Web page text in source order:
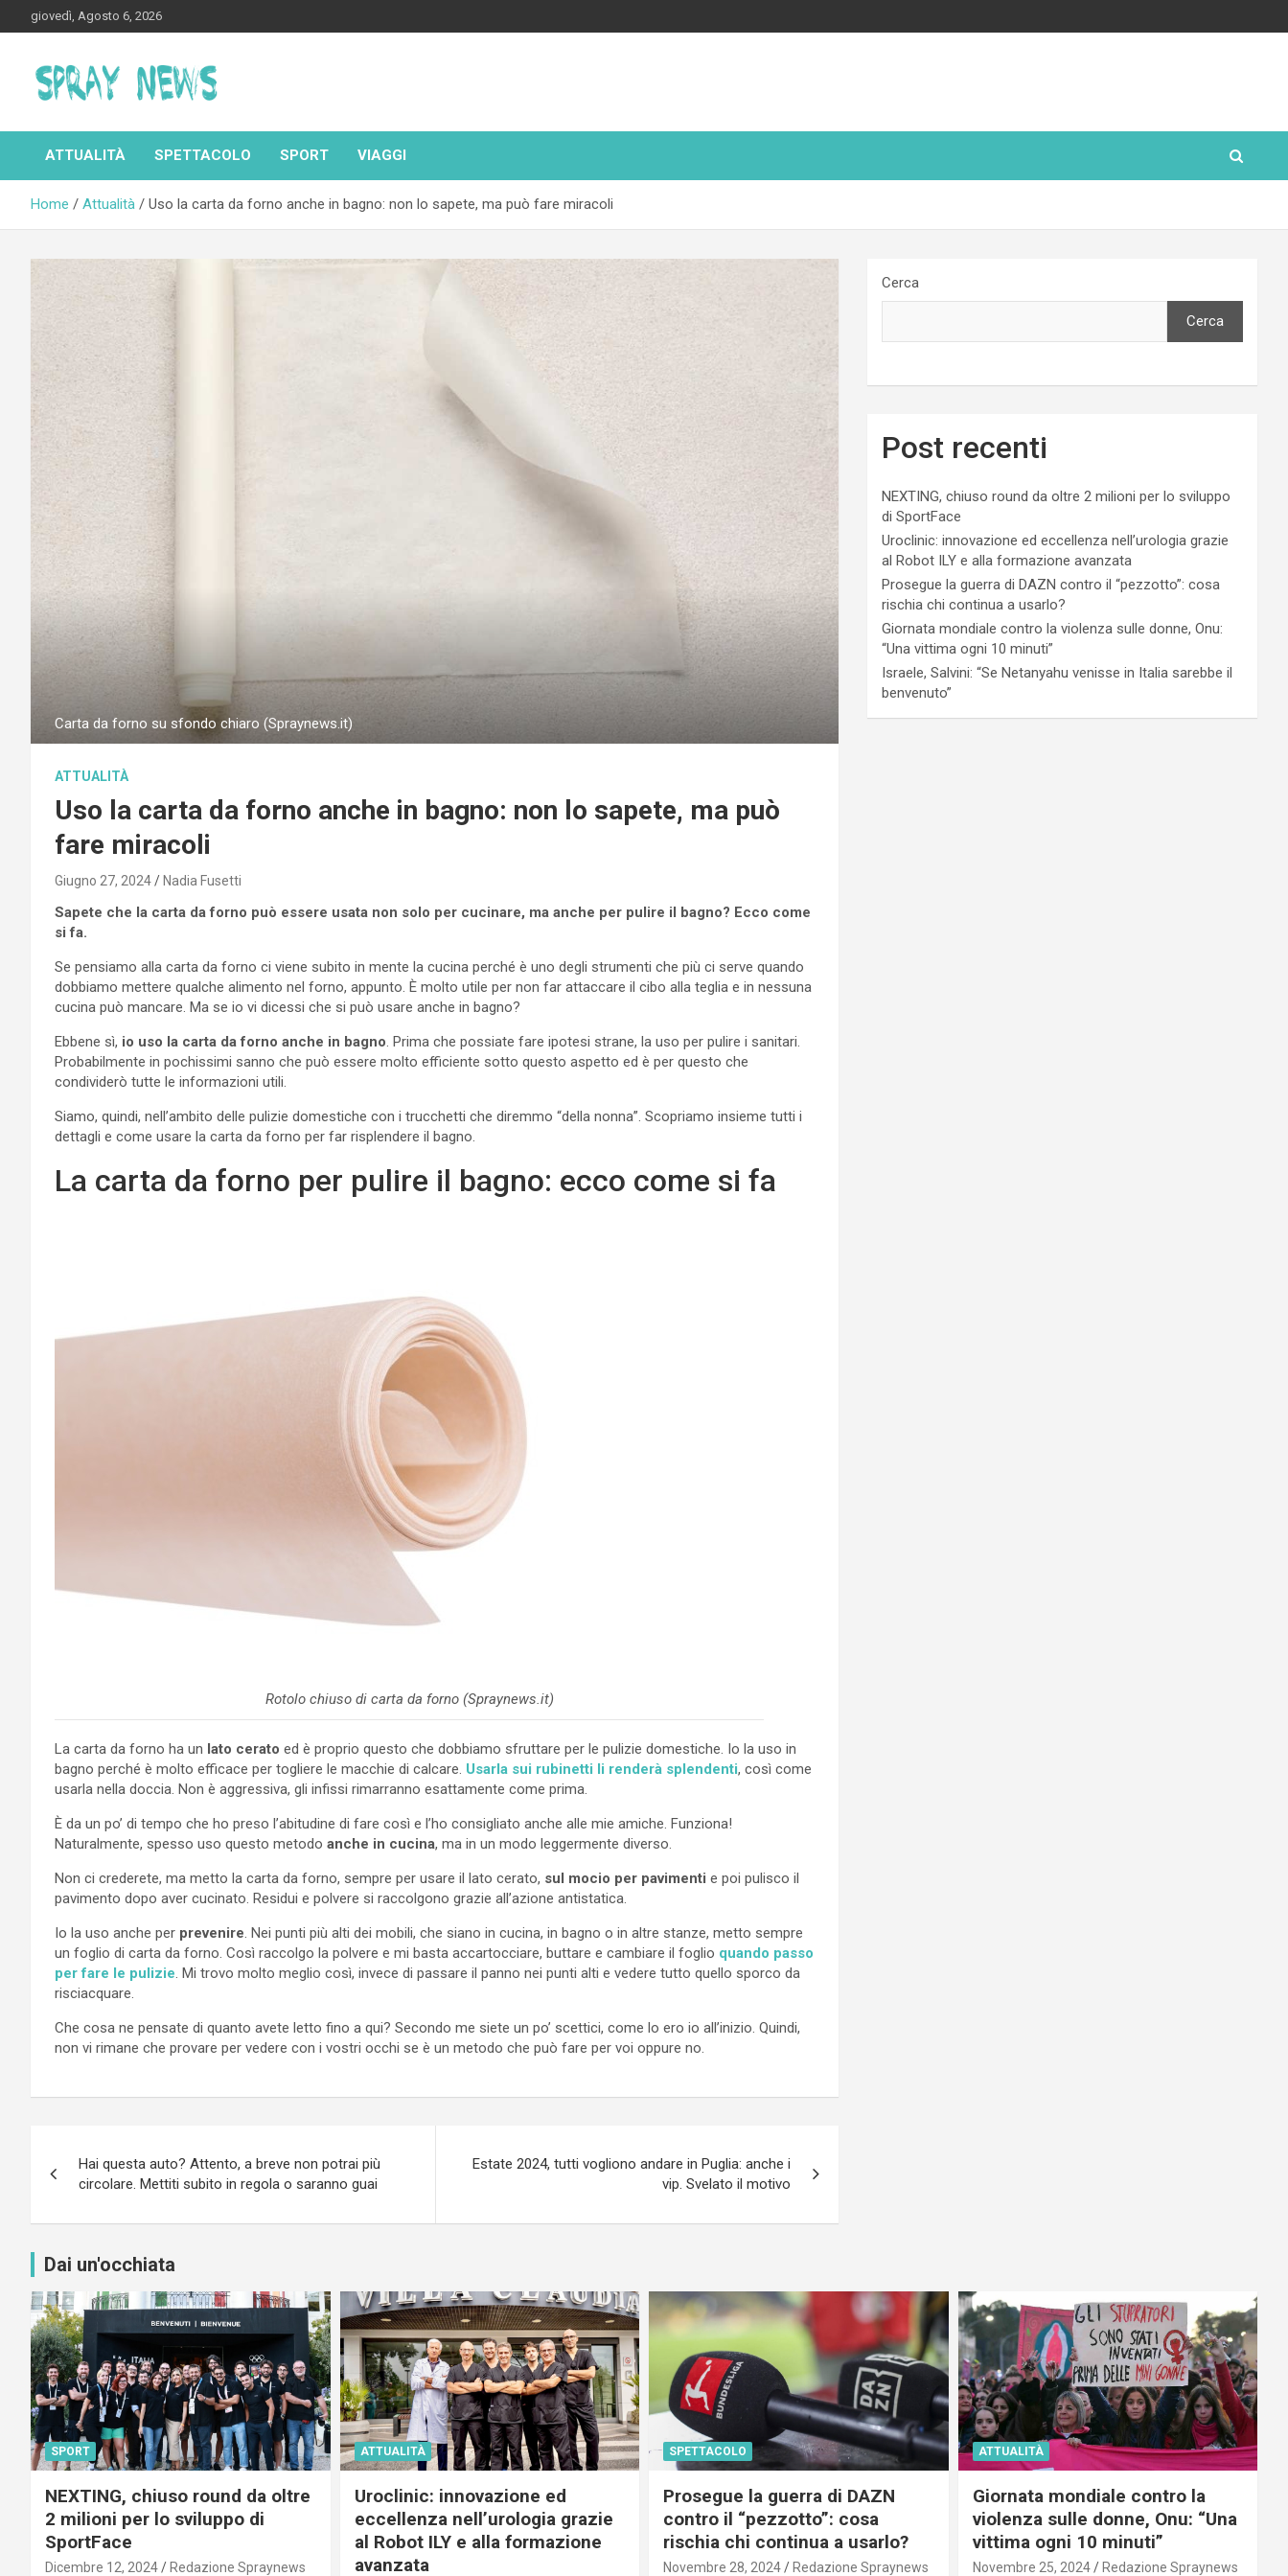
to
giovedì, Agosto 6, 2026
Spraynews.it
ATTUALITÀ SPETTACOLO SPORT VIAGGI
Home Attualità Uso la carta da forno anche in bagno: non lo sapete, ma può fare miracoli
Carta da forno su sfondo chiaro (Spraynews.it)
ATTUALITÀ
Uso la carta da forno anche in bagno: non lo sapete, ma può
fare miracoli
Giugno 27, 2024 Nadia Fusetti
Sapete che la carta da forno può essere usata non solo per cucinare, ma anche per pulire il bagno? Ecco come
si fa.
Se pensiamo alla carta da forno ci viene subito in mente la cucina perché è uno degli strumenti che più ci serve quando
dobbiamo mettere qualche alimento nel forno, appunto. È molto utile per non far attaccare il cibo alla teglia e in nessuna
cucina può mancare. Ma se io vi dicessi che si può usare anche in bagno?
Ebbene sì, io uso la carta da forno anche in bagno . Prima che possiate fare ipotesi strane, la uso per pulire i sanitari.
Probabilmente in pochissimi sanno che può essere molto efficiente sotto questo aspetto ed è per questo che
condividerò tutte le informazioni utili.
Siamo, quindi, nell’ambito delle pulizie domestiche con i trucchetti che diremmo “della nonna”. Scopriamo insieme tutti i
dettagli e come usare la carta da forno per far risplendere il bagno.
La carta da forno per pulire il bagno: ecco come si fa
Rotolo chiuso di carta da forno (Spraynews.it)
La carta da forno ha un lato cerato ed è proprio questo che dobbiamo sfruttare per le pulizie domestiche. Io la uso in
bagno perché è molto efficace per togliere le macchie di calcare. Usarla sui rubinetti li renderà splendenti, così come
usarla nella doccia. Non è aggressiva, gli infissi rimarranno esattamente come prima.
È da un po’ di tempo che ho preso l’abitudine di fare così e l’ho consigliato anche alle mie amiche. Funziona!
Naturalmente, spesso uso questo metodo anche in cucina, ma in un modo leggermente diverso.
Non ci crederete, ma metto la carta da forno, sempre per usare il lato cerato, sul mocio per pavimenti e poi pulisco il
pavimento dopo aver cucinato. Residui e polvere si raccolgono grazie all’azione antistatica.
Io la uso anche per prevenire . Nei punti più alti dei mobili, che siano in cucina, in bagno o in altre stanze, metto sempre
un foglio di carta da forno. Così raccolgo la polvere e mi basta accartocciare, buttare e cambiare il foglio quando passo
per fare le pulizie . Mi trovo molto meglio così, invece di passare il panno nei punti alti e vedere tutto quello sporco da
risciacquare.
Che cosa ne pensate di quanto avete letto fino a qui? Secondo me siete un po’ scettici, come lo ero io all’inizio. Quindi,
non vi rimane che provare per vedere con i vostri occhi se è un metodo che può fare per voi oppure no.
articoli
Hai questa auto? Attento, a breve non potrai più
circolare. Mettiti subito in regola o saranno guai
Estate 2024, tutti vogliono andare in Puglia: anche i
vip. Svelato il motivo
Cerca
Cerca
Post recenti
NEXTING, chiuso round da oltre 2 milioni per lo sviluppo
di SportFace
Uroclinic: innovazione ed eccellenza nell’urologia grazie
al Robot ILY e alla formazione avanzata
Prosegue la guerra di DAZN contro il “pezzotto”: cosa
rischia chi continua a usarlo?
Giornata mondiale contro la violenza sulle donne, Onu:
“Una vittima ogni 10 minuti”
Israele, Salvini: “Se Netanyahu venisse in Italia sarebbe il
benvenuto”
Dai un'occhiata
SPORT
NEXTING, chiuso round da oltre
2 milioni per lo sviluppo di
SportFace
Dicembre 12, 2024 Redazione Spraynews
ATTUALITÀ
Uroclinic: innovazione ed
eccellenza nell’urologia grazie
al Robot ILY e alla formazione
avanzata
SPETTACOLO
Prosegue la guerra di DAZN
contro il “pezzotto”: cosa
rischia chi continua a usarlo?
Novembre 28, 2024 Redazione Spraynews
ATTUALITÀ
Giornata mondiale contro la
violenza sulle donne, Onu: “Una
vittima ogni 10 minuti”
Novembre 25, 2024 Redazione Spraynews